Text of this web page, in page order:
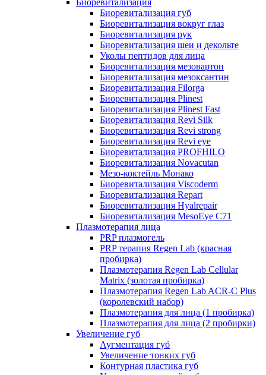
Биоревитализация
Биоревитализация губ
Биоревитализация вокруг глаз
Биоревитализация рук
Биоревитализация шеи и декольте
Уколы пептидов для лица
Биоревитализация мезовартон
Биоревитализация мезоксантин
Биоревитализация Filorga
Биоревитализация Plinest
Биоревитализация Plinest Fast
Биоревитализация Revi Silk
Биоревитализация Revi strong
Биоревитализация Revi eye
Биоревитализация PROFHILO
Биоревитализация Novacutan
Мезо-коктейль Монако
Биоревитализация Viscoderm
Биоревитализация Repart
Биоревитализация Hyalrepair
Биоревитализация MesoEye C71
Плазмотерапия лица
PRP плазмогель
PRP терапия Regen Lab (красная
пробирка)
Плазмотерапия Regen Lab Cellular
Matrix (золотая пробирка)
Плазмотерапия Regen Lab ACR-C Plus
(королевский набор)
Плазмотерапия для лица (1 пробирка)
Плазмотерапия для лица (2 пробирки)
Увеличение губ
Аугментация губ
Увеличение тонких губ
Контурная пластика губ